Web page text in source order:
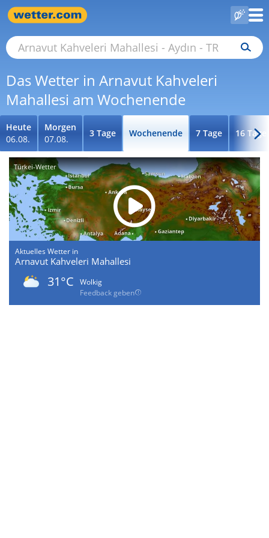
Das Wetter in Arnavut Kahveleri
Mahallesi am Wochenende
Heute
06.08.
Morgen
07.08.
3 Tage Wochenende 7 Tage 16 Tage
Türkei-Wetter
Aktuelles Wetter in
Arnavut Kahveleri Mahallesi
31°C
Wolkig
Feedback geben